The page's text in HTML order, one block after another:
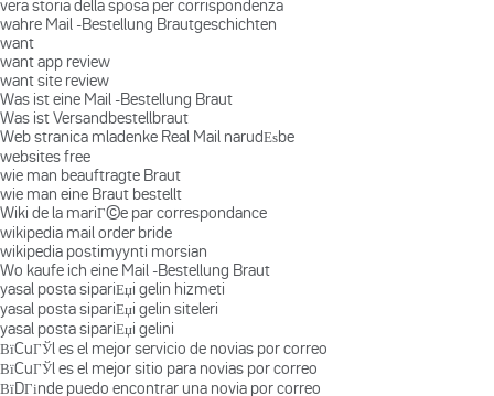
vera storia della sposa per corrispondenza
wahre Mail -Bestellung Brautgeschichten
want
want app review
want site review
Was ist eine Mail -Bestellung Braut
Was ist Versandbestellbraut
Web stranica mladenke Real Mail narudЕѕbe
websites free
wie man beauftragte Braut
wie man eine Braut bestellt
Wiki de la mariГ©e par correspondance
wikipedia mail order bride
wikipedia postimyynti morsian
Wo kaufe ich eine Mail -Bestellung Braut
yasal posta sipariЕџi gelin hizmeti
yasal posta sipariЕџi gelin siteleri
yasal posta sipariЕџi gelini
ВїCuГЎl es el mejor servicio de novias por correo
ВїCuГЎl es el mejor sitio para novias por correo
ВїDГіnde puedo encontrar una novia por correo